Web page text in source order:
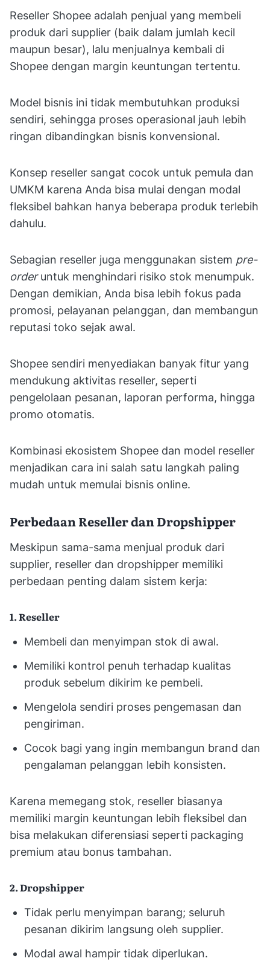
Reseller Shopee adalah penjual yang membeli
produk dari supplier (baik dalam jumlah kecil
maupun besar), lalu menjualnya kembali di
Shopee dengan margin keuntungan tertentu.
Model bisnis ini tidak membutuhkan produksi
sendiri, sehingga proses operasional jauh lebih
ringan dibandingkan bisnis konvensional.
Konsep reseller sangat cocok untuk pemula dan
UMKM karena Anda bisa mulai dengan modal
fleksibel bahkan hanya beberapa produk terlebih
dahulu.
Sebagian reseller juga menggunakan sistem pre-
orderuntuk menghindari risiko stok menumpuk.
Dengan demikian, Anda bisa lebih fokus pada
promosi, pelayanan pelanggan, dan membangun
reputasi toko sejak awal.
Shopee sendiri menyediakan banyak fitur yang
mendukung aktivitas reseller, seperti
pengelolaan pesanan, laporan performa, hingga
promo otomatis.
Kombinasi ekosistem Shopee dan model reseller
menjadikan cara ini salah satu langkah paling
mudah untuk memulai bisnis online.
Perbedaan Reseller dan Dropshipper
Meskipun sama-sama menjual produk dari
supplier, reseller dan dropshipper memiliki
perbedaan penting dalam sistem kerja:
1. Reseller
Membeli dan menyimpan stok di awal.
Memiliki kontrol penuh terhadap kualitas
produk sebelum dikirim ke pembeli.
Mengelola sendiri proses pengemasan dan
pengiriman.
Cocok bagi yang ingin membangun brand dan
pengalaman pelanggan lebih konsisten.
Karena memegang stok, reseller biasanya
memiliki margin keuntungan lebih fleksibel dan
bisa melakukan diferensiasi seperti packaging
premium atau bonus tambahan.
2. Dropshipper
Tidak perlu menyimpan barang; seluruh
pesanan dikirim langsung oleh supplier.
Modal awal hampir tidak diperlukan.